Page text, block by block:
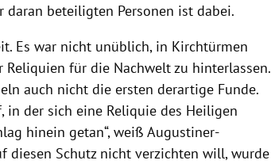
beteiligten Personen ist dabei.
Es war nicht unüblich, in Kirchtürmen
für die Nachwelt zu hinterlassen.
auch nicht die ersten derartige Funde.
in der sich eine Reliquie des Heiligen
hinein getan“, weiß Augustiner-
diesen Schutz nicht verzichten will, wurde